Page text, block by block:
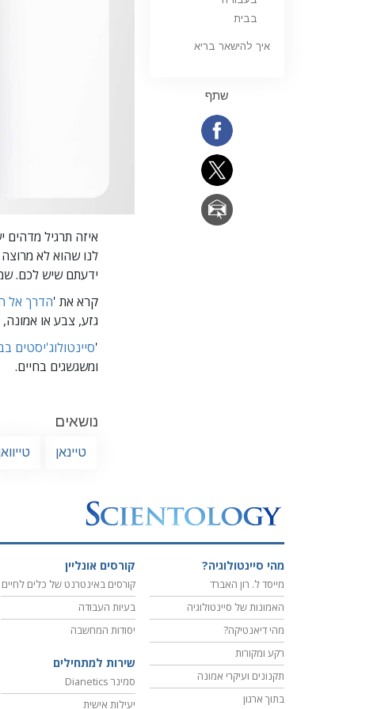
איזה תרגיל מדהים
לנו שהוא לא
ידעתם שיש לכם.
קרא את 'הדרך אל
גזע, צבע או אמונה,
'סיינטולוג'יסטים
ומשגשגים בחיים.
נושאים
טיינאן
בבית
איך להישאר בריא
שתף
מהי סיינטולוגיה?
מייסד ל. רון האברד
האמונות של סיינטולוגיה
מהי דיאנטיקה?
רקע ומקורות
תקנונים ועיקרי אמונה
בתוך ארגון
קורסים אונליין
קורסים באינטרנט של כלים לחיים
בעיות העבודה
יסודות המחשבה
שירות למתחילים
סמינר Dianetics
יעילות אישית